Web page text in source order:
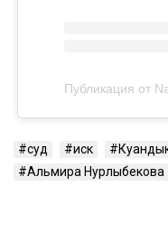
суд иск
Альмира Нурлыбекова